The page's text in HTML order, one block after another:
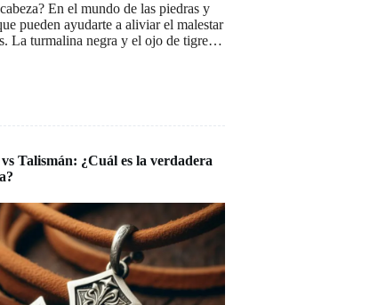
En el mundo de las piedras y
pueden ayudarte a aliviar el malestar
La turmalina negra y el ojo de tigre…
Talismán: ¿Cuál es la verdadera